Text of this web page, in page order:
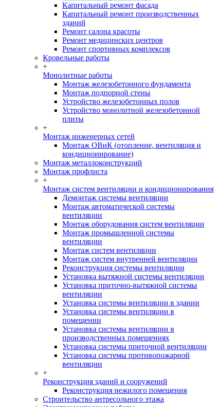
Капитальный ремонт фасада
Капитальный ремонт производственных
зданий
Ремонт салона красоты
Ремонт медицинских центров
Ремонт спортивных комплексов
Кровельные работы
+
Монолитные работы
Монтаж железобетонного фундамента
Монтаж подпорной стены
Устройство железобетонных полов
Устройство монолитной железобетонной
плиты
+
Монтаж инженерных сетей
Монтаж ОВиК (отопление, вентиляция и
кондиционирование)
Монтаж металлоконструкций
Монтаж профлиста
+
Монтаж систем вентиляции и кондиционирования
Демонтаж системы вентиляции
Монтаж автоматической системы
вентиляции
Монтаж оборудования систем вентиляции
Монтаж промышленной системы
вентиляции
Монтаж систем вентиляции
Монтаж систем внутренней вентиляции
Реконструкция системы вентиляции
Установка вытяжной системы вентиляции
Установка приточно-вытяжной системы
вентиляции
Установка системы вентиляции в здании
Установка системы вентиляции в
помещении
Установка системы вентиляции в
производственных помещениях
Установка системы приточной вентиляции
Установка системы противопожарной
вентиляции
+
Реконструкция зданий и сооружений
Реконструкция нежилого помещения
Строительство антресольного этажа